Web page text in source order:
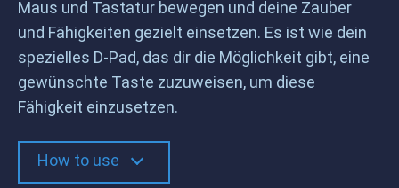
Maus und Tastatur bewegen und deine Zauber
und Fähigkeiten gezielt einsetzen. Es ist wie dein
spezielles D-Pad, das dir die Möglichkeit gibt, eine
gewünschte Taste zuzuweisen, um diese
Fähigkeit einzusetzen.
How to use